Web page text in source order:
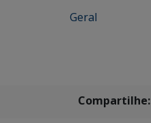
Geral
Compartilhe: